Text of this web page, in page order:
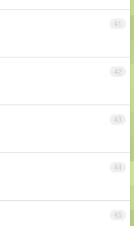
41
42
43
44
45